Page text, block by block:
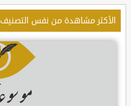
الأكثر مشاهدة من نفس التصنيف